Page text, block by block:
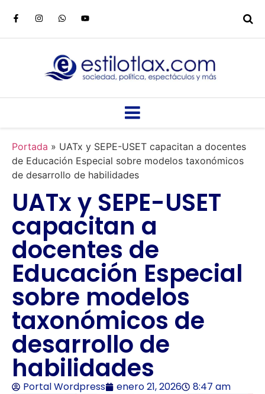
Portada » UATx y SEPE-USET capacitan a docentes
de Educación Especial sobre modelos taxonómicos
de desarrollo de habilidades
UATx y SEPE-USET
capacitan a
docentes de
Educación Especial
sobre modelos
taxonómicos de
desarrollo de
habilidades
Portal Wordpress enero 21, 2026 8:47 am